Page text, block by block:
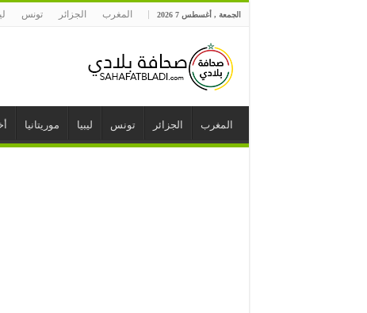
الجمعة , أغسطس 7 2026 المغرب الجزائر تونس
المغرب الجزائر تونس ليبيا موريتانيا